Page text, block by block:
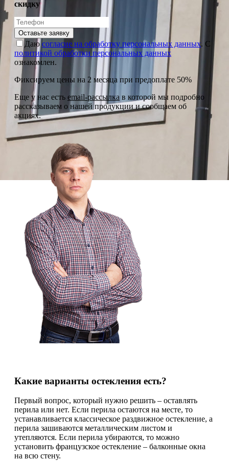
скидку
Оставьте заявку
Даюсогласие на обработку персональных данных. С
политикой обработки персональных данных
ознакомлен.
Фиксируем цены на 2 месяца при предоплате 50%
Еще у нас есть email-рассылка в которой мы подробно
рассказываем о нашей продукции и сообщаем об
акциях.
Какие варианты остекления есть?
Первый вопрос, который нужно решить – оставлять
перила или нет. Если перила остаются на месте, то
устанавливается классическое раздвижное остекление, а
перила зашиваются металлическим листом и
утепляются. Если перила убираются, то можно
установить французское остекление – балконные окна
на всю стену.